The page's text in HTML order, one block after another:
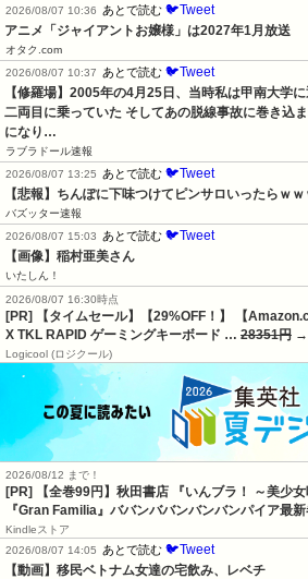
2026/08/07 10:36
あとで読む 🐦Tweet
アニメ「ジャイアントお嬢様」は2027年1月放送
オタク.com
2026/08/07 10:37
あとで読む 🐦Tweet
【修羅場】2005年の4月25日、当時私は甲南大学
二両目に乗っていた そしてあの脱線事故に巻き込
になり…
ラブラドール速報
2026/08/07 13:25
あとで読む 🐦Tweet
【悲報】ちんぽに下味つけてピンサロいったらｗ
バズッター速報
2026/08/07 15:03
あとで読む 🐦Tweet
【画像】稲村亜美さん
いたしん！
2026/08/07 16:30時点
[PR] 【タイムセール】【29%OFF！】 【
X TKL RAPID ゲーミングキーボード … 28351円 →
Logicool (ロジクール)
2026/08/12 まで！
[PR]
【全巻99円】秋田書店 『いんブラ！ ～美少
『Gran Familia』ババンババンバンバンパイア最
Kindleストア
2026/08/07 14:05
あとで読む 🐦Tweet
【動画】移民ベトナム女達の宅飲み、レベチ